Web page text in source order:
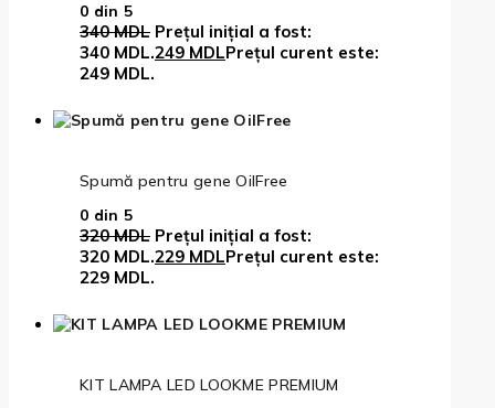
0 din 5
340MDL Prețul inițial a fost:
340 MDL.249 MDLPrețul curent este:
249 MDL.
Spumă pentru gene OilFree
0 din 5
320MDL Prețul inițial a fost:
320 MDL.229 MDLPrețul curent este:
229 MDL.
KIT LAMPA LED LOOKME PREMIUM